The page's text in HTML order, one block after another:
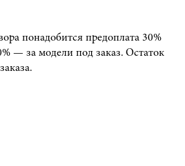
понадобится предоплата 30%
— за модели под заказ. Остаток